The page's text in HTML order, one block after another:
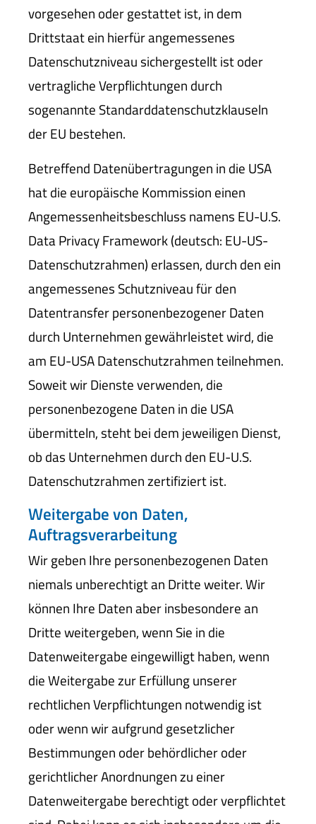
vorgesehen oder gestattet ist, in dem
Drittstaat ein hierfür angemessenes
Datenschutzniveau sichergestellt ist oder
vertragliche Verpflichtungen durch
sogenannte Standarddatenschutzklauseln
der EU bestehen.
Betreffend Datenübertragungen in die USA
hat die europäische Kommission einen
Angemessenheitsbeschluss namens EU-U.S.
Data Privacy Framework (deutsch: EU-US-
Datenschutzrahmen) erlassen, durch den ein
angemessenes Schutzniveau für den
Datentransfer personenbezogener Daten
durch Unternehmen gewährleistet wird, die
am EU-USA Datenschutzrahmen teilnehmen.
Soweit wir Dienste verwenden, die
personenbezogene Daten in die USA
übermitteln, steht bei dem jeweiligen Dienst,
ob das Unternehmen durch den EU-U.S.
Datenschutzrahmen zertifiziert ist.
Weitergabe von Daten,
Auftragsverarbeitung
Wir geben Ihre personenbezogenen Daten
niemals unberechtigt an Dritte weiter. Wir
können Ihre Daten aber insbesondere an
Dritte weitergeben, wenn Sie in die
Datenweitergabe eingewilligt haben, wenn
die Weitergabe zur Erfüllung unserer
rechtlichen Verpflichtungen notwendig ist
oder wenn wir aufgrund gesetzlicher
Bestimmungen oder behördlicher oder
gerichtlicher Anordnungen zu einer
Datenweitergabe berechtigt oder verpflichtet